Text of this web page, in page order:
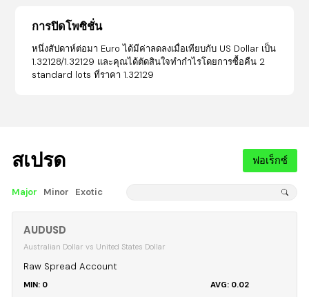
การปิดโพซิชั่น
หนึ่งสัปดาห์ต่อมา Euro ได้มีค่าลดลงเมื่อเทียบกับ US Dollar เป็น
1.32128/1.32129 และคุณได้ตัดสินใจทำกำไรโดยการซื้อคืน 2
standard lots ที่ราคา 1.32129
สเปรด ฟอเร็กซ์
Major Minor Exotic
AUDUSD
Australian Dollar vs United States Dollar
0 0.02
Raw Spread Account